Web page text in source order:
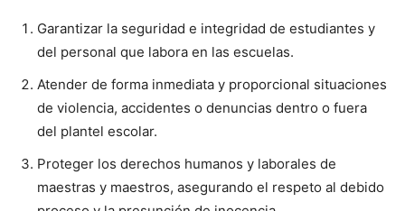
Garantizar la seguridad e integridad de estudiantes y
del personal que labora en las escuelas.
Atender de forma inmediata y proporcional situaciones
de violencia, accidentes o denuncias dentro o fuera
del plantel escolar.
Proteger los derechos humanos y laborales de
maestras y maestros, asegurando el respeto al debido